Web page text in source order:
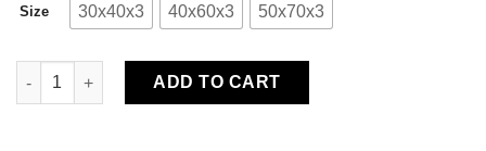
Size 30x40x3 40x60x3 50x70x3
Bộ 3 Tranh Canvas Lavie est Bella TB-374 quantity
ADD TO CART